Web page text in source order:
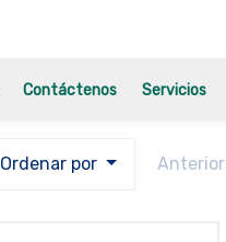
Contáctenos Servicios
Anterior
Ordenar por